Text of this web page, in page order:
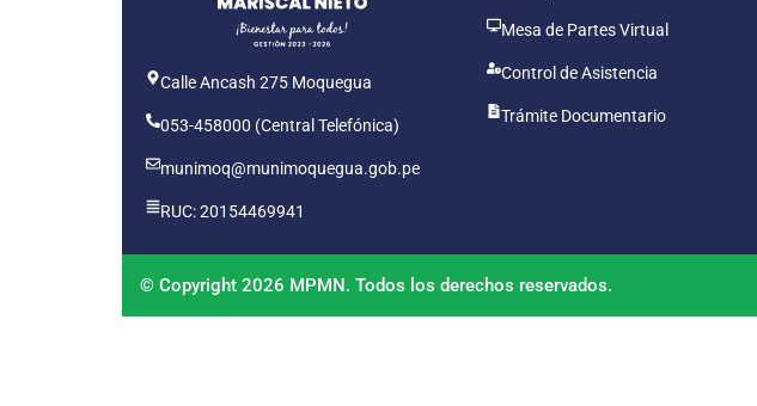
Calle Ancash 275 Moquegua
053-458000 (Central Telefónica)
munimoq@munimoquegua.gob.pe
RUC: 20154469941
Mesa de Partes Virtual
Control de Asistencia
Trámite Documentario
© Copyright 2026 MPMN. Todos los derechos reservados.